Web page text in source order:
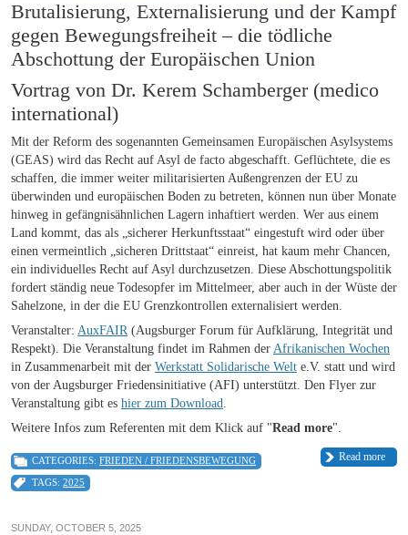
Brutalisierung, Externalisierung und der Kampf
gegen Bewegungsfreiheit – die tödliche
Abschottung der Europäischen Union
Vortrag von Dr. Kerem Schamberger (medico
international)
Mit der Reform des sogenannten Gemeinsamen Europäischen Asylsystems
(GEAS) wird das Recht auf Asyl de facto abgeschafft. Geflüchtete, die es
schaffen, die immer weiter militarisierten Außengrenzen der EU zu
überwinden und europäischen Boden zu betreten, können nun über Monate
hinweg in gefängnisähnlichen Lagern inhaftiert werden. Wer aus einem
Land kommt, das als „sicherer Herkunftsstaat“ eingestuft wird oder über
einen vermeintlich „sicheren Drittstaat“ einreist, hat kaum mehr Chancen,
ein individuelles Recht auf Asyl durchzusetzen. Diese Abschottungspolitik
fordert ständig neue Todesopfer im Mittelmeer, aber auch in der Wüste der
Sahelzone, in der die EU Grenzkontrollen externalisiert werden.
Veranstalter: AuxFAIR(Augsburger Forum für Aufklärung, Integrität und
Respekt). Die Veranstaltung findet im Rahmen der Afrikanischen Wochen
in Zusammenarbeit mit der Werkstatt Solidarische Welt e.V. statt und wird
von der Augsburger Friedensinitiative (AFI) unterstützt. Den Flyer zur
Veranstaltung gibt es hier zum Download.
Weitere Infos zum Referenten mit dem Klick auf "Read more".
Read more
CATEGORIES: FRIEDEN / FRIEDENSBEWEGUNG
TAGS: 2025
SUNDAY, OCTOBER 5, 2025